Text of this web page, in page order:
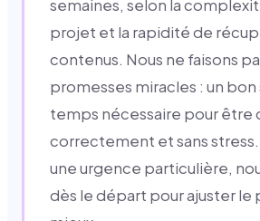
semaines, selon la
projet et la rapidité de
contenus. Nous ne faisons
promesses miracles : un
temps nécessaire pour être
correctement et sans stress.
une urgence particulière,
dès le départ pour ajuster le